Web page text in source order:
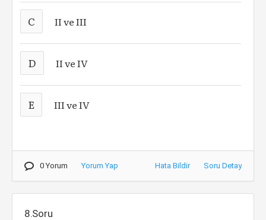
C II ve III
D II ve IV
E III ve IV
0 Yorum Yorum Yap Hata Bildir Soru Detay
8.Soru